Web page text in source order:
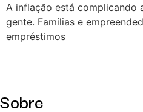
A inflação está complicando
gente. Famílias e
empréstimos
Sobre